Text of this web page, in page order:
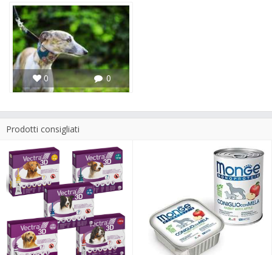
0 0
Prodotti consigliati